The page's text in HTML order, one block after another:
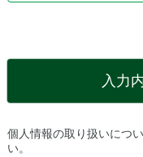
入力
個人情報の取り扱いにつ
い。